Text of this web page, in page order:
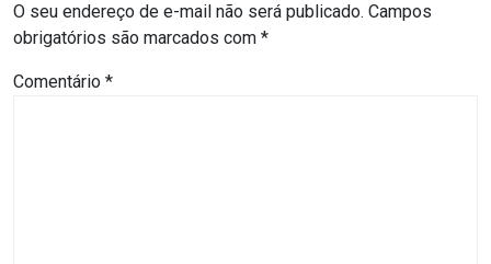
BASTIDORES
Blog
O seu endereço de e-mail não será publicado. Campos
obrigatórios são marcados com *
Comentário *